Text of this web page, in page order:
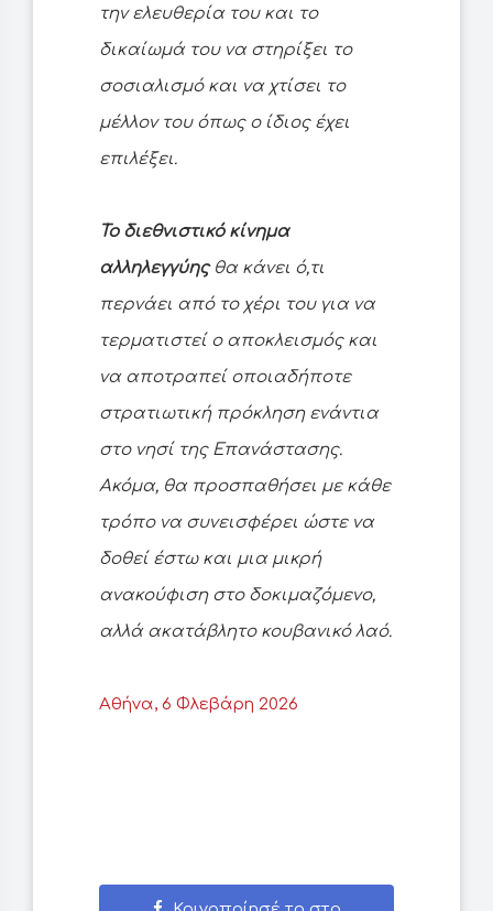
την ελευθερία του και το
δικαίωμά του να στηρίξει το
σοσιαλισμό και να χτίσει το
μέλλον του όπως ο ίδιος έχει
επιλέξει.
Το διεθνιστικό κίνημα
αλληλεγγύηςθα κάνει ό,τι
περνάει από το χέρι του για να
τερματιστεί ο αποκλεισμός και
να αποτραπεί οποιαδήποτε
στρατιωτική πρόκληση ενάντια
στο νησί της Επανάστασης.
Ακόμα, θα προσπαθήσει με κάθε
τρόπο να συνεισφέρει ώστε να
δοθεί έστω και μια μικρή
ανακούφιση στο δοκιμαζόμενο,
αλλά ακατάβλητο κουβανικό λαό.
Αθήνα, 6 Φλεβάρη 2026